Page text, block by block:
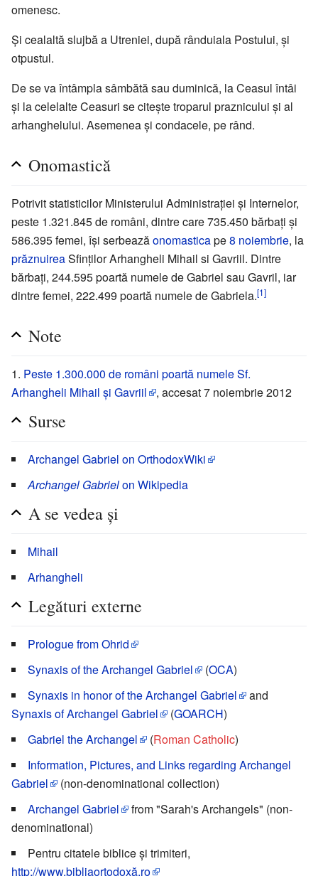
omenesc.
Și cealaltă slujbă a Utreniei, după rânduiala Postului, şi
otpustul.
De se va întâmpla sâmbătă sau duminică, la Ceasul întâi
şi la celelalte Ceasuri se citeşte troparul praznicului şi al
arhanghelului. Asemenea şi condacele, pe rând.
Onomastică
Potrivit statisticilor Ministerului Administraţiei şi Internelor,
peste 1.321.845 de români, dintre care 735.450 bărbaţi şi
586.395 femei, îşi serbeazăonomasticape8 noiembrie, la
prăznuireaSfinţilor Arhangheli Mihail si Gavriil. Dintre
bărbaţi, 244.595 poartă numele de Gabriel sau Gavril, iar
dintre femei, 222.499 poartă numele de Gabriela.[1]
Note
Peste 1.300.000 de români poartă numele Sf.
Arhangheli Mihail şi Gavriil
, accesat 7 noiembrie 2012
Surse
Archangel Gabriel on OrthodoxWiki
Archangel Gabrielon Wikipedia
A se vedea și
Mihail
Arhangheli
Legături externe
Prologue from Ohrid
Synaxis of the Archangel Gabriel
(OCA)
Synaxis in honor of the Archangel Gabriel
and
Synaxis of Archangel Gabriel
(GOARCH)
Gabriel the Archangel
(Roman Catholic)
Information, Pictures, and Links regarding Archangel
Gabriel
(non-denominational collection)
Archangel Gabriel
from "Sarah's Archangels" (non-
denominational)
Pentru citatele biblice și trimiteri,
http://www.bibliaortodoxă.ro